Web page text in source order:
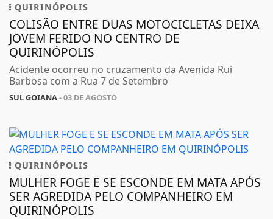
QUIRINÓPOLIS
COLISÃO ENTRE DUAS MOTOCICLETAS DEIXA
JOVEM FERIDO NO CENTRO DE
QUIRINÓPOLIS
Acidente ocorreu no cruzamento da Avenida Rui
Barbosa com a Rua 7 de Setembro
SUL GOIANA- 03 DE AGOSTO
QUIRINÓPOLIS
MULHER FOGE E SE ESCONDE EM MATA APÓS
SER AGREDIDA PELO COMPANHEIRO EM
QUIRINÓPOLIS